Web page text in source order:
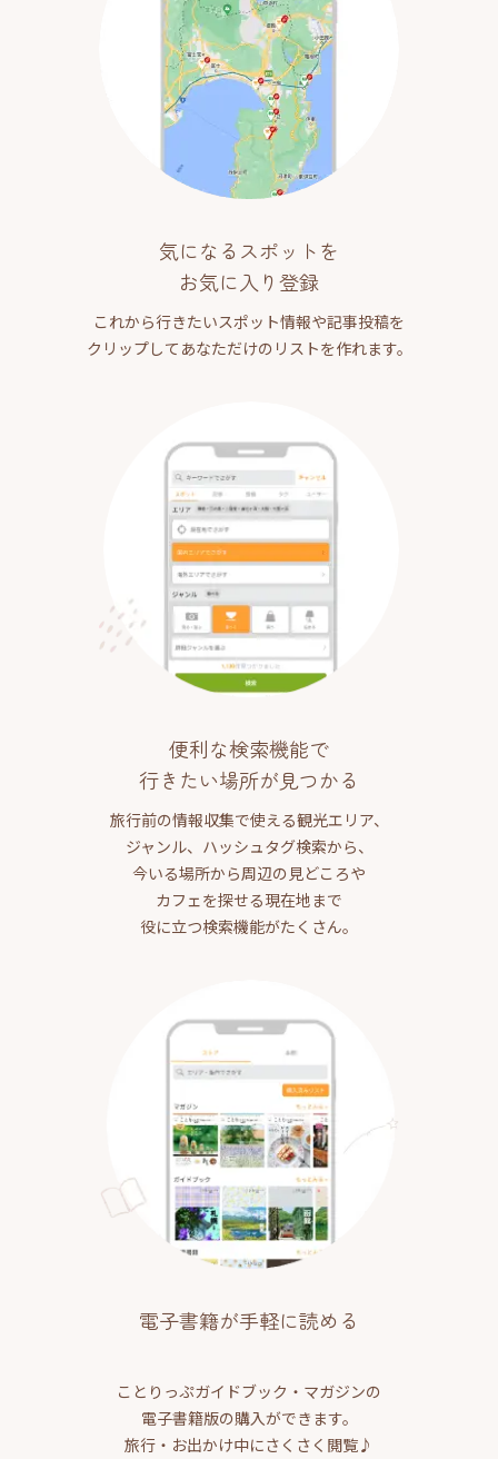
気になるスポットを
お気に入り登録
これから行きたいスポット情報や記事投稿を
クリップしてあなただけのリストを作れます。
便利な検索機能で
行きたい場所が見つかる
旅行前の情報収集で使える観光エリア、
ジャンル、ハッシュタグ検索から、
今いる場所から周辺の見どころや
カフェを探せる現在地まで
役に立つ検索機能がたくさん。
電子書籍が手軽に読める
ことりっぷガイドブック・マガジンの
電子書籍版の購入ができます。
旅行・お出かけ中にさくさく閲覧♪